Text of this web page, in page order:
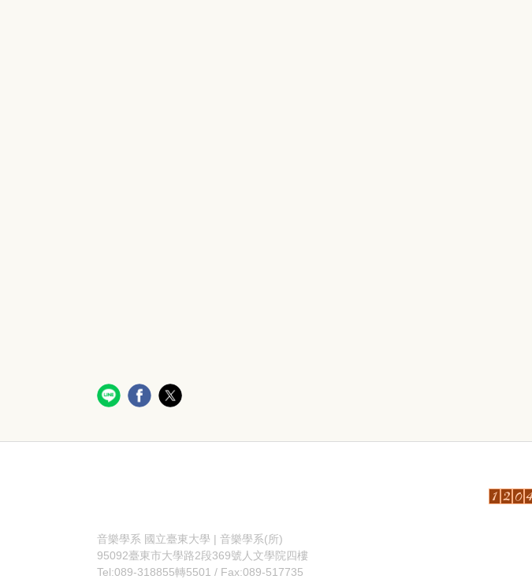
音樂學系 國立臺東大學 | 音樂學系(所)
95092臺東市大學路2段369號人文學院四樓
Tel:089-318855轉5501 / Fax:089-517735